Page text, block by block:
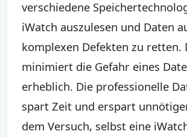
verschiedene
iWatch auszulesen und Daten
komplexen Defekten zu retten.
minimiert die Gefahr eines
erheblich. Die professionelle
spart Zeit und erspart
dem Versuch, selbst eine